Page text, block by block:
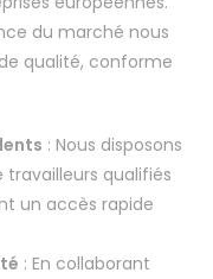
du marché nous
qualité, conforme
: Nous disposons
travailleurs qualifiés
un accès rapide
: En collaborant